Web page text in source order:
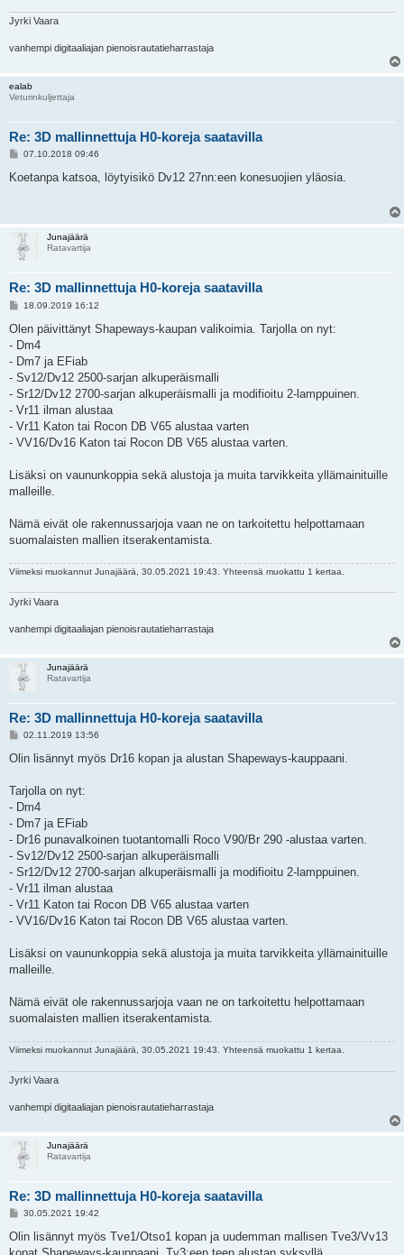
Jyrki Vaara
vanhempi digitaaliajan pienoisrautatieharrastaja
ealab
Veturinkuljettaja
Re: 3D mallinnettuja H0-koreja saatavilla
V
e
07.10.2018 09:46
Koetanpa katsoa, löytyisikö Dv12 27nn:een konesuojien yläosia.
Junajäärä
Ratavartija
Re: 3D mallinnettuja H0-koreja saatavilla
V
e
t
i
18.09.2019 16:12
Olen päivittänyt Shapeways-kaupan valikoimia. Tarjolla on nyt:
- Dm4
- Dm7 ja EFiab
- Sv12/Dv12 2500-sarjan alkuperäismalli
- Sr12/Dv12 2700-sarjan alkuperäismalli ja modifioitu 2-lamppuinen.
- Vr11 ilman alustaa
- Vr11 Katon tai Rocon DB V65 alustaa varten
- VV16/Dv16 Katon tai Rocon DB V65 alustaa varten.
Lisäksi on vaununkoppia sekä alustoja ja muita tarvikkeita yllämainituille
malleille.
Nämä eivät ole rakennussarjoja vaan ne on tarkoitettu helpottamaan
suomalaisten mallien itserakentamista.
Viimeksi muokannut Junajäärä , 30.05.2021 19:43. Yhteensä muokattu 1 kertaa.
Jyrki Vaara
vanhempi digitaaliajan pienoisrautatieharrastaja
Junajäärä
Ratavartija
Re: 3D mallinnettuja H0-koreja saatavilla
V
e
i
02.11.2019 13:56
Olin lisännyt myös Dr16 kopan ja alustan Shapeways-kauppaani.
Tarjolla on nyt:
- Dm4
- Dm7 ja EFiab
- Dr16 punavalkoinen tuotantomalli Roco V90/Br 290 -alustaa varten.
- Sv12/Dv12 2500-sarjan alkuperäismalli
- Sr12/Dv12 2700-sarjan alkuperäismalli ja modifioitu 2-lamppuinen.
- Vr11 ilman alustaa
- Vr11 Katon tai Rocon DB V65 alustaa varten
- VV16/Dv16 Katon tai Rocon DB V65 alustaa varten.
Lisäksi on vaununkoppia sekä alustoja ja muita tarvikkeita yllämainituille
malleille.
Nämä eivät ole rakennussarjoja vaan ne on tarkoitettu helpottamaan
suomalaisten mallien itserakentamista.
Viimeksi muokannut Junajäärä , 30.05.2021 19:43. Yhteensä muokattu 1 kertaa.
Jyrki Vaara
vanhempi digitaaliajan pienoisrautatieharrastaja
Junajäärä
Ratavartija
Re: 3D mallinnettuja H0-koreja saatavilla
V
e
30.05.2021 19:42
Olin lisännyt myös Tve1/Otso1 kopan ja uudemman mallisen Tve3/Vv13